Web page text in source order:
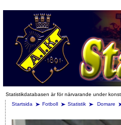
Statistikdatabasen är för närvarande under
Startsida
Fotboll Statistik Domare